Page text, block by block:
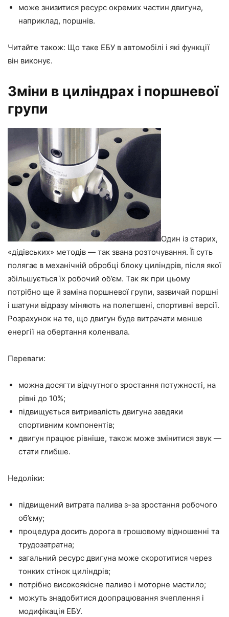
може знизитися ресурс окремих частин двигуна,
наприклад, поршнів.
Читайте також: Що таке ЕБУ в автомобілі і які функції
він виконує.
Зміни в циліндрах і поршневої
групи
Один із старих,
«дідівських» методів — так звана розточування. Її суть
полягає в механічній обробці блоку циліндрів, після якої
збільшується їх робочий об’єм. Так як при цьому
потрібно ще й заміна поршневої групи, зазвичай поршні
і шатуни відразу міняють на полегшені, спортивні версії.
Розрахунок на те, що двигун буде витрачати менше
енергії на обертання коленвала.
Переваги:
можна досягти відчутного зростання потужності, на
рівні до 10%;
підвищується витривалість двигуна завдяки
спортивним компонентів;
двигун працює рівніше, також може змінитися звук —
стати глибше.
Недоліки:
підвищений витрата палива з-за зростання робочого
об’єму;
процедура досить дорога в грошовому відношенні та
трудозатратна;
загальний ресурс двигуна може скоротитися через
тонких стінок циліндрів;
потрібно високоякісне паливо і моторне мастило;
можуть знадобитися доопрацювання зчеплення і
модифікація ЕБУ.